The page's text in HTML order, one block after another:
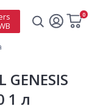
0
1 л